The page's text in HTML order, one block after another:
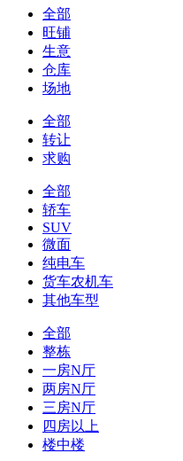
全部
旺铺
生意
仓库
场地
全部
转让
求购
全部
轿车
SUV
微面
纯电车
货车农机车
其他车型
全部
整栋
一房N厅
两房N厅
三房N厅
四房以上
楼中楼